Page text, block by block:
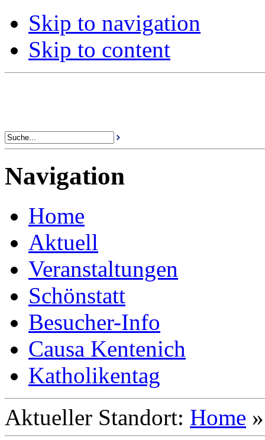
Skip to navigation
Skip to content
Navigation
Home
Aktuell
Veranstaltungen
Schönstatt
Besucher-Info
Causa Kentenich
Katholikentag
Aktueller Standort: Home